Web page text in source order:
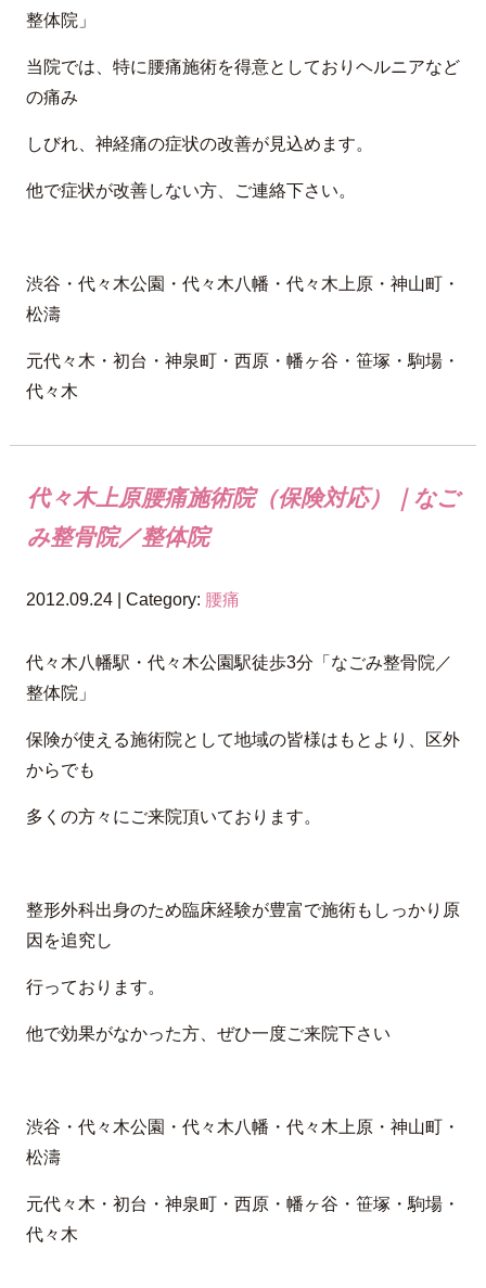
整体院」
当院では、特に腰痛施術を得意としておりヘルニアなど
の痛み
しびれ、神経痛の症状の改善が見込めます。
他で症状が改善しない方、ご連絡下さい。
渋谷・代々木公園・代々木八幡・代々木上原・神山町・
松濤
元代々木・初台・神泉町・西原・幡ヶ谷・笹塚・駒場・
代々木
代々木上原腰痛施術院（保険対応）｜なご
み整骨院／整体院
2012.09.24 | Category: 腰痛
代々木八幡駅・代々木公園駅徒歩3分「なごみ整骨院／
整体院」
保険が使える施術院として地域の皆様はもとより、区外
からでも
多くの方々にご来院頂いております。
整形外科出身のため臨床経験が豊富で施術もしっかり原
因を追究し
行っております。
他で効果がなかった方、ぜひ一度ご来院下さい
渋谷・代々木公園・代々木八幡・代々木上原・神山町・
松濤
元代々木・初台・神泉町・西原・幡ヶ谷・笹塚・駒場・
代々木